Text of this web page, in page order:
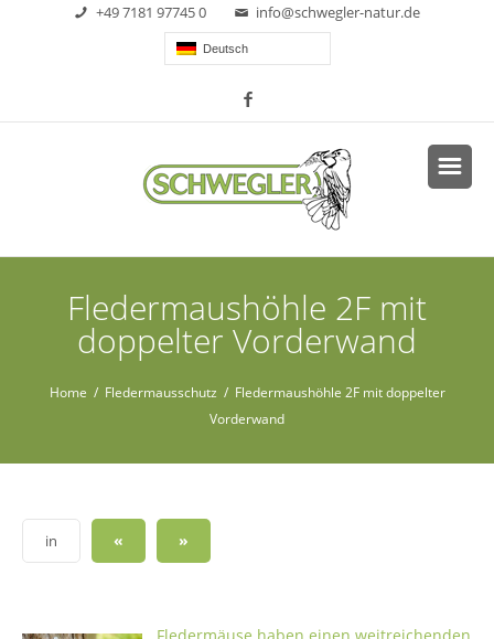
+49 7181 97745 0 info@schwegler-natur.de
Deutsch
Fledermaushöhle 2F mit
doppelter Vorderwand
Home / Fledermausschutz / Fledermaushöhle 2F mit doppelter
Vorderwand
in « »